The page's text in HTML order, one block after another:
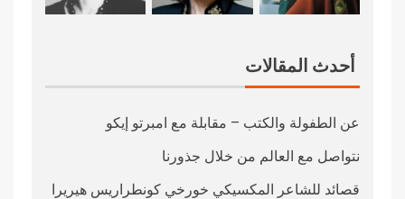
أحدث المقالات
عن الطفولة والكتب – مقابلة مع امبرتو إيكو
نتواصل مع العالم من خلال جذورنا
قصائد للشاعر المكسيكي خورخي كونطراريس هيريرا